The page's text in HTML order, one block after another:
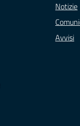
Notizie
Avvisi